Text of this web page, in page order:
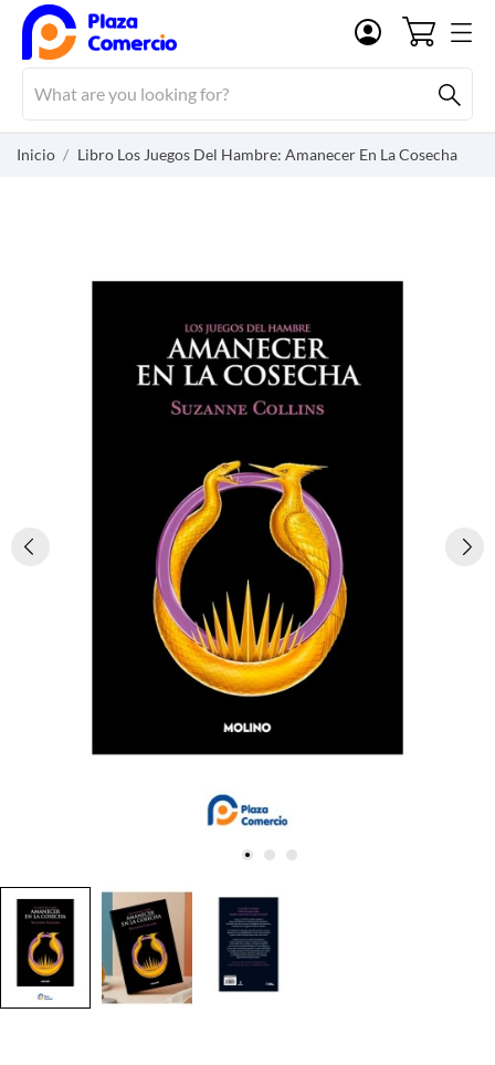
Inicio Libro Los Juegos Del Hambre: Amanecer En La Cosecha